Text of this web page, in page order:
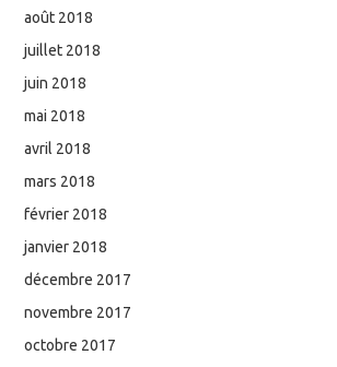
août 2018
juillet 2018
juin 2018
mai 2018
avril 2018
mars 2018
février 2018
janvier 2018
décembre 2017
novembre 2017
octobre 2017